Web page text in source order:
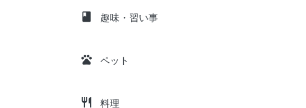
class 趣味・習い事
pets ペット
restaurant 料理